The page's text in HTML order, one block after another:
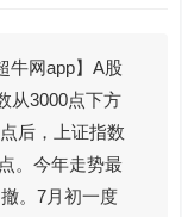
牛网app】A股
从3000点下方
后，上证指数
。今年走势最
。7月初一度